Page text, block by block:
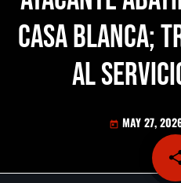
play_arrow LA CAMPESINA 101.9 FM
play_arrow LA CAMPESINA 96.7 FM
Casa Blanca;
al
today MAY 27,